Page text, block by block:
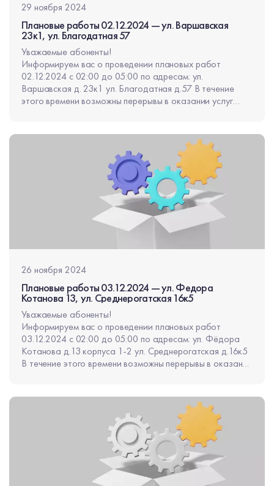
29 ноября 2024
Плановые работы 02.12.2024 — ул. Варшавская
23к1, ул. Благодатная 57
Уважаемые абоненты!
Информируем вас о проведении плановых работ
02.12.2024 с 02:00 до 05:00 по адресам: ул.
Варшавская д. 23к1 ул. Благодатная д.57 В течение
этого времени возможны перерывы в оказании услуг
26 ноября 2024
Плановые работы 03.12.2024 — ул. Федора
Котанова 13, ул. Среднерогатская 16к5
Уважаемые абоненты!
Информируем вас о проведении плановых работ
03.12.2024 с 02:00 до 05:00 по адресам: ул. Фёдора
Котанова д.13 корпуса 1-2 ул. Среднерогатская д.16к5
В течение этого времени возможны перерывы в оказании